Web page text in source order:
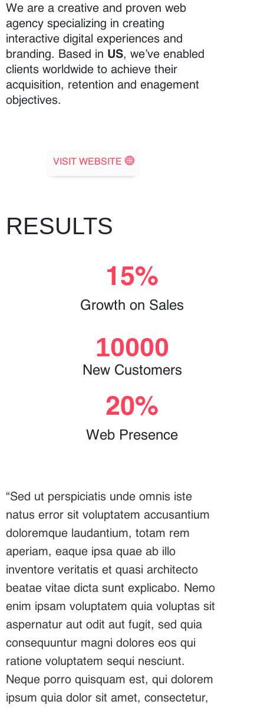
We are a creative and proven web
agency specializing in creating
interactive digital experiences and
branding. Based in US, we’ve enabled
clients worldwide to achieve their
acquisition, retention and enagement
objectives.
VISIT WEBSITE
RESULTS
15%
Growth on Sales
10000
New Customers
20%
Web Presence
“Sed ut perspiciatis unde omnis iste
natus error sit voluptatem accusantium
doloremque laudantium, totam rem
aperiam, eaque ipsa quae ab illo
inventore veritatis et quasi architecto
beatae vitae dicta sunt explicabo. Nemo
enim ipsam voluptatem quia voluptas sit
aspernatur aut odit aut fugit, sed quia
consequuntur magni dolores eos qui
ratione voluptatem sequi nesciunt.
Neque porro quisquam est, qui dolorem
ipsum quia dolor sit amet, consectetur,